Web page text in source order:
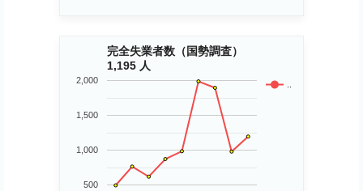
完全失業者数（国勢調査）
1,195 人
..
500
1,000
1,500
2,000